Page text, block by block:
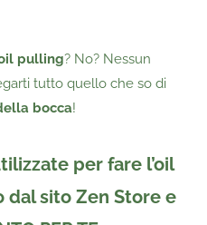
pulling? No? Nessun
tutto quello che so di
bocca!
per fare l’oil
dal sito Zen Storee